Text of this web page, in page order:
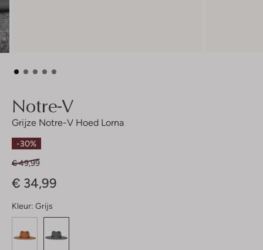
Notre-V
Grijze Notre-V Hoed Lorna
-30%
€ 49,99
€ 34,99
Kleur: Grijs